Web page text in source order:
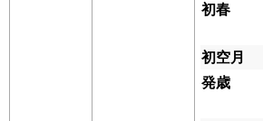
初春
初空月
発歳